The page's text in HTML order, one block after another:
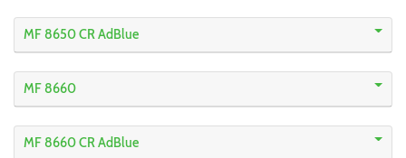
MF 8650 CR AdBlue
MF 8660
MF 8660 CR AdBlue